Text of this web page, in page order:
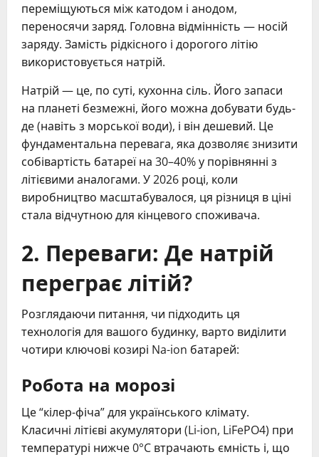
переміщуються між катодом і анодом,
переносячи заряд. Головна відмінність — носій
заряду. Замість рідкісного і дорогого літію
використовується натрій.
Натрій — це, по суті, кухонна сіль. Його запаси
на планеті безмежні, його можна добувати будь-
де (навіть з морської води), і він дешевий. Це
фундаментальна перевага, яка дозволяє знизити
собівартість батареї на 30–40% у порівнянні з
літієвими аналогами. У 2026 році, коли
виробництво масштабувалося, ця різниця в ціні
стала відчутною для кінцевого споживача.
2. Переваги: Де натрій
переграє літій?
Розглядаючи питання, чи підходить ця
технологія для вашого будинку, варто виділити
чотири ключові козирі Na-ion батарей:
Робота на морозі
Це “кілер-фіча” для українського клімату.
Класичні літієві акумулятори (Li-ion, LiFePO4) при
температурі нижче 0°C втрачають ємність і, що